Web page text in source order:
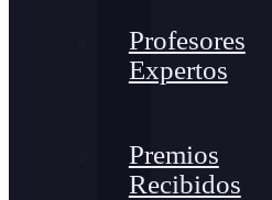
Profesores
Expertos
Premios
Recibidos